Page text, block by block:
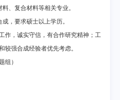
、复合材料等相关专业。
，要求硕士以上学历。
，诚实守信，有合作研究精神；工
较强合成经验者优先考虑。
组）